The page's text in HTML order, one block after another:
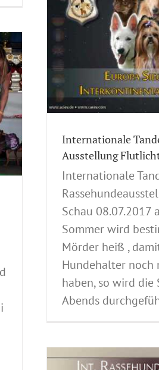
Internationale
Ausstellung
Internationale
Schau 08.07.2017
Sommer wird
Mörder heiß ,
Hundehalter noch
haben, so wird die
Abends